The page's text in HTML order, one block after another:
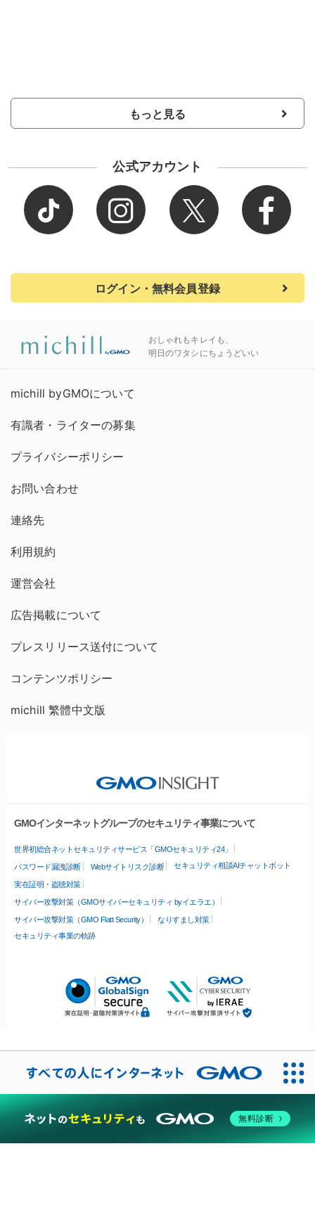
もっと見る
公式アカウント
ログイン・無料会員登録
おしゃれもキレイも、
明日のワタシにちょうどいい
michill byGMOについて
有識者・ライターの募集
プライバシーポリシー
お問い合わせ
連絡先
利用規約
運営会社
広告掲載について
プレスリリース送付について
コンテンツポリシー
michill 繁體中文版
GMOインターネットグループのセキュリティ事業について
世界初総合ネットセキュリティサービス「GMOセキュリティ24」
パスワード漏洩診断 Webサイトリスク診断 セキュリティ相談AIチャットボット
実在証明・盗聴対策
サイバー攻撃対策（GMOサイバーセキュリティ byイエラエ）
サイバー攻撃対策（GMO Flatt Security）
なりすまし対策
セキュリティ事業の軌跡
無料診断